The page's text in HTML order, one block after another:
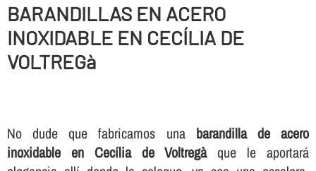
BARANDILLAS EN ACERO
INOXIDABLE EN CECÍLIA DE
VOLTREGà
No dude que fabricamos una barandilla de acero
inoxidable en Cecília de Voltregàque le aportará